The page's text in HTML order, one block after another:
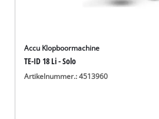
Accu Klopboormachine
TE-ID 18 Li - Solo
Artikelnummer.: 4513960